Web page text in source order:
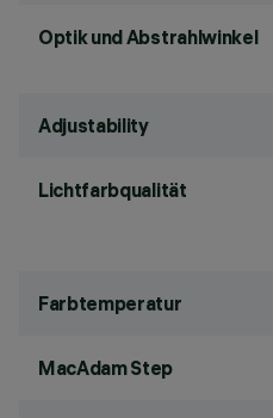
Optik und Abstrahlwinkel
Adjustability
Lichtfarbqualität
Farbtemperatur
MacAdam Step